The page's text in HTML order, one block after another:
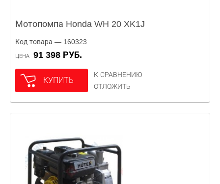
Мотопомпа Honda WH 20 XK1J
Код товара — 160323
ЦЕНА 91 398 РУБ.
КУПИТЬ
К СРАВНЕНИЮ
ОТЛОЖИТЬ